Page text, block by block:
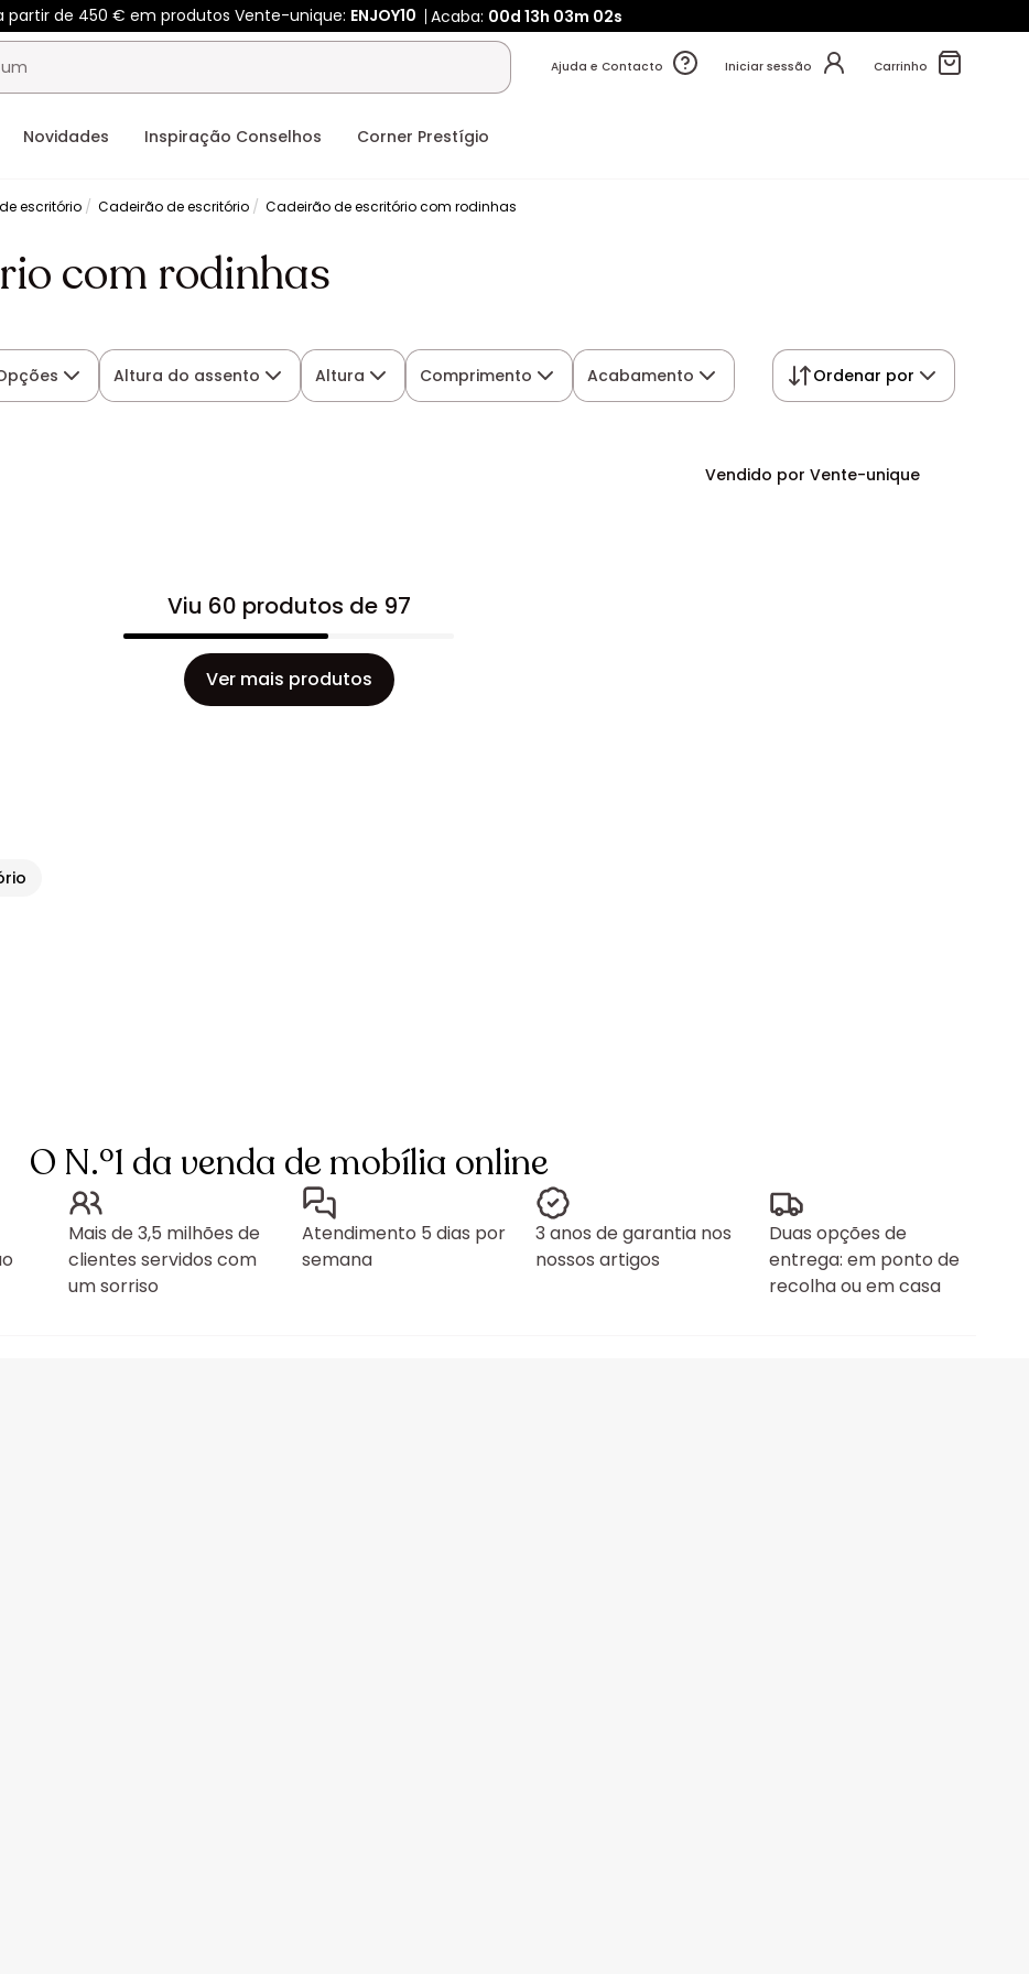
partir de 450 € em produtos Vente-unique:ENJOY10 Acaba:00d 13h 03m 01s
Ajuda e Contacto Iniciar sessão Carrinho
Novidades Inspiração Conselhos Corner Prestígio
escritório Cadeirão de escritório Cadeirão de escritório com rodinhas
com rodinhas
Altura do assento Altura Comprimento Acabamento Ordenar por
Vendido por Vente-unique
Viu 60 produtos de 97
Ver mais produtos
O N.º1 da venda de mobília online
Mais de 3,5 milhões de
clientes servidos com
um sorriso
Atendimento 5 dias por
semana
3 anos de garantia nos
nossos artigos
Duas opções de
entrega: em ponto de
recolha ou em casa